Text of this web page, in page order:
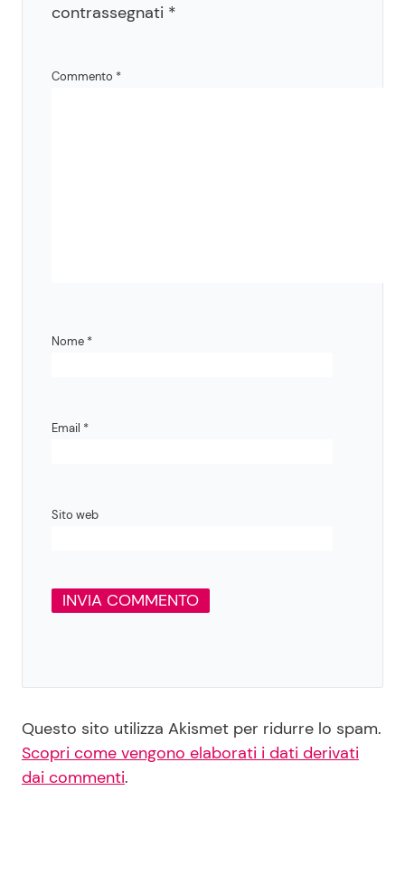
contrassegnati *
Commento *
Nome *
Email *
Sito web
Questo sito utilizza Akismet per ridurre lo spam.
Scopri come vengono elaborati i dati derivati
dai commenti.